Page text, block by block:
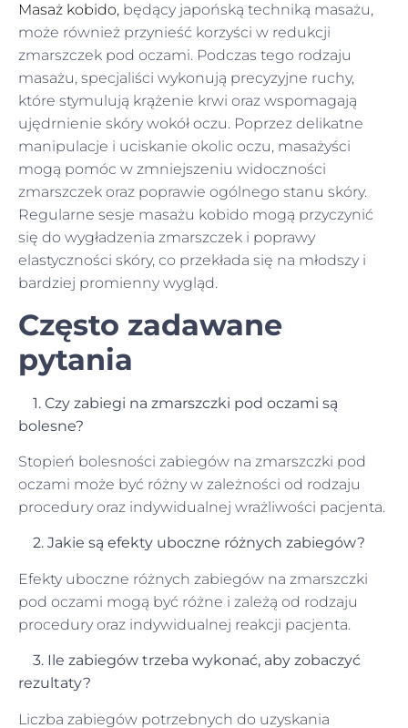
Masaż kobido, będący japońską techniką masażu,
może również przynieść korzyści w redukcji
zmarszczek pod oczami. Podczas tego rodzaju
masażu, specjaliści wykonują precyzyjne ruchy,
które stymulują krążenie krwi oraz wspomagają
ujędrnienie skóry wokół oczu. Poprzez delikatne
manipulacje i uciskanie okolic oczu, masażyści
mogą pomóc w zmniejszeniu widoczności
zmarszczek oraz poprawie ogólnego stanu skóry.
Regularne sesje masażu kobido mogą przyczynić
się do wygładzenia zmarszczek i poprawy
elastyczności skóry, co przekłada się na młodszy i
bardziej promienny wygląd.
Często zadawane
pytania
1. Czy zabiegi na zmarszczki pod oczami są
bolesne?
Stopień bolesności zabiegów na zmarszczki pod
oczami może być różny w zależności od rodzaju
procedury oraz indywidualnej wrażliwości pacjenta.
2. Jakie są efekty uboczne różnych zabiegów?
Efekty uboczne różnych zabiegów na zmarszczki
pod oczami mogą być różne i zależą od rodzaju
procedury oraz indywidualnej reakcji pacjenta.
3. Ile zabiegów trzeba wykonać, aby zobaczyć
rezultaty?
Liczba zabiegów potrzebnych do uzyskania